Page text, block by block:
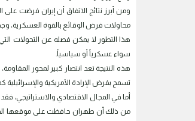
ومن أبرز نتائج الاتفاق أن إيران فرضت
محاولات فرض الوقائع بالقوة العسكرية،
هذا التطور لا يمكن فصله عن التحولات
سواء عسكرياً أو سياسياً.
هذه النتيجة تعد انتصار كبير لمحور
تسمح بفرض الإرادة الأمريكية
أما في المجال الاقتصادي والاستراتيجي،
من ذلك أن طهران حافظت على موقعها